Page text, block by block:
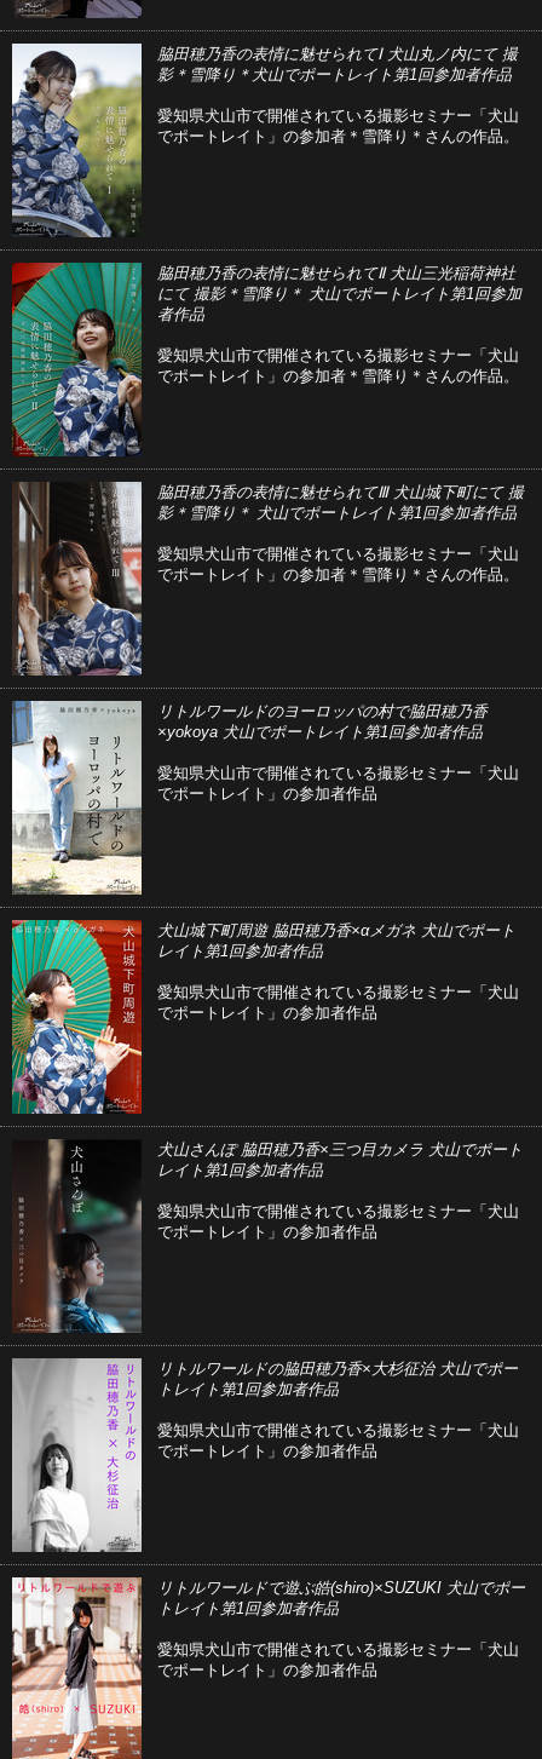
脇田穂乃香の表情に魅せられてⅠ 犬山丸ノ内にて 撮
影＊雪降り＊犬山でポートレイト第1回参加者作品
愛知県犬山市で開催されている撮影セミナー「犬山
でポートレイト」の参加者＊雪降り＊さんの作品。
脇田穂乃香の表情に魅せられてⅡ 犬山三光稲荷神社
にて 撮影＊雪降り＊ 犬山でポートレイト第1回参加
者作品
愛知県犬山市で開催されている撮影セミナー「犬山
でポートレイト」の参加者＊雪降り＊さんの作品。
脇田穂乃香の表情に魅せられてⅢ 犬山城下町にて 撮
影＊雪降り＊ 犬山でポートレイト第1回参加者作品
愛知県犬山市で開催されている撮影セミナー「犬山
でポートレイト」の参加者＊雪降り＊さんの作品。
リトルワールドのヨーロッパの村で脇田穂乃香
×yokoya 犬山でポートレイト第1回参加者作品
愛知県犬山市で開催されている撮影セミナー「犬山
でポートレイト」の参加者作品
犬山城下町周遊 脇田穂乃香×αメガネ 犬山でポート
レイト第1回参加者作品
愛知県犬山市で開催されている撮影セミナー「犬山
でポートレイト」の参加者作品
犬山さんぽ 脇田穂乃香×三つ目カメラ 犬山でポート
レイト第1回参加者作品
愛知県犬山市で開催されている撮影セミナー「犬山
でポートレイト」の参加者作品
リトルワールドの脇田穂乃香×大杉征治 犬山でポー
トレイト第1回参加者作品
愛知県犬山市で開催されている撮影セミナー「犬山
でポートレイト」の参加者作品
リトルワールドで遊ぶ皓(shiro)×SUZUKI 犬山でポー
トレイト第1回参加者作品
愛知県犬山市で開催されている撮影セミナー「犬山
でポートレイト」の参加者作品